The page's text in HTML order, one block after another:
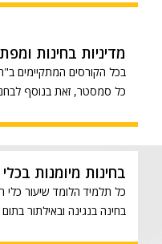
מדיניות בחינות
בכל הקורסים המתקיימים
כל סמסטר, זאת בנוסף
בחינות מיומנות
כל תלמיד הלומד שיעור כלי
בחינה בנגינה ובאילתור